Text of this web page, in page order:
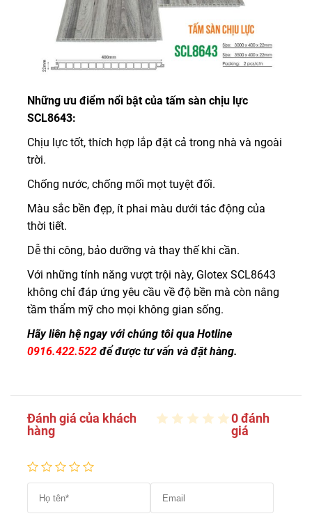
Những ưu điểm nổi bật của tấm sàn chịu lực
SCL8643:
Chịu lực tốt, thích hợp lắp đặt cả trong nhà và ngoài
trời.
Chống nước, chống mối mọt tuyệt đối.
Màu sắc bền đẹp, ít phai màu dưới tác động của
thời tiết.
Dễ thi công, bảo dưỡng và thay thế khi cần.
Với những tính năng vượt trội này, Glotex SCL8643
không chỉ đáp ứng yêu cầu về độ bền mà còn nâng
tầm thẩm mỹ cho mọi không gian sống.
Hãy liên hệ ngay với chúng tôi qua Hotline
0916.422.522 để được tư vấn và đặt hàng.
Đánh giá của khách
hàng
0 đánh
giá